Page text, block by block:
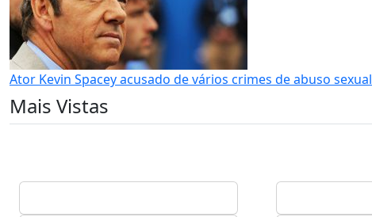
Ator Kevin Spacey acusado de vários crimes de abuso sexual
Mais Vistas